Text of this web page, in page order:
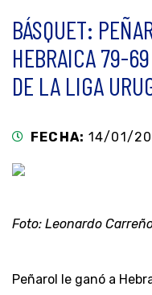
BÁSQUET:
HEBRAICA 79-
DE LA LIGA
FECHA: 14/01/
Foto: Leonardo
Peñarol le ganó a